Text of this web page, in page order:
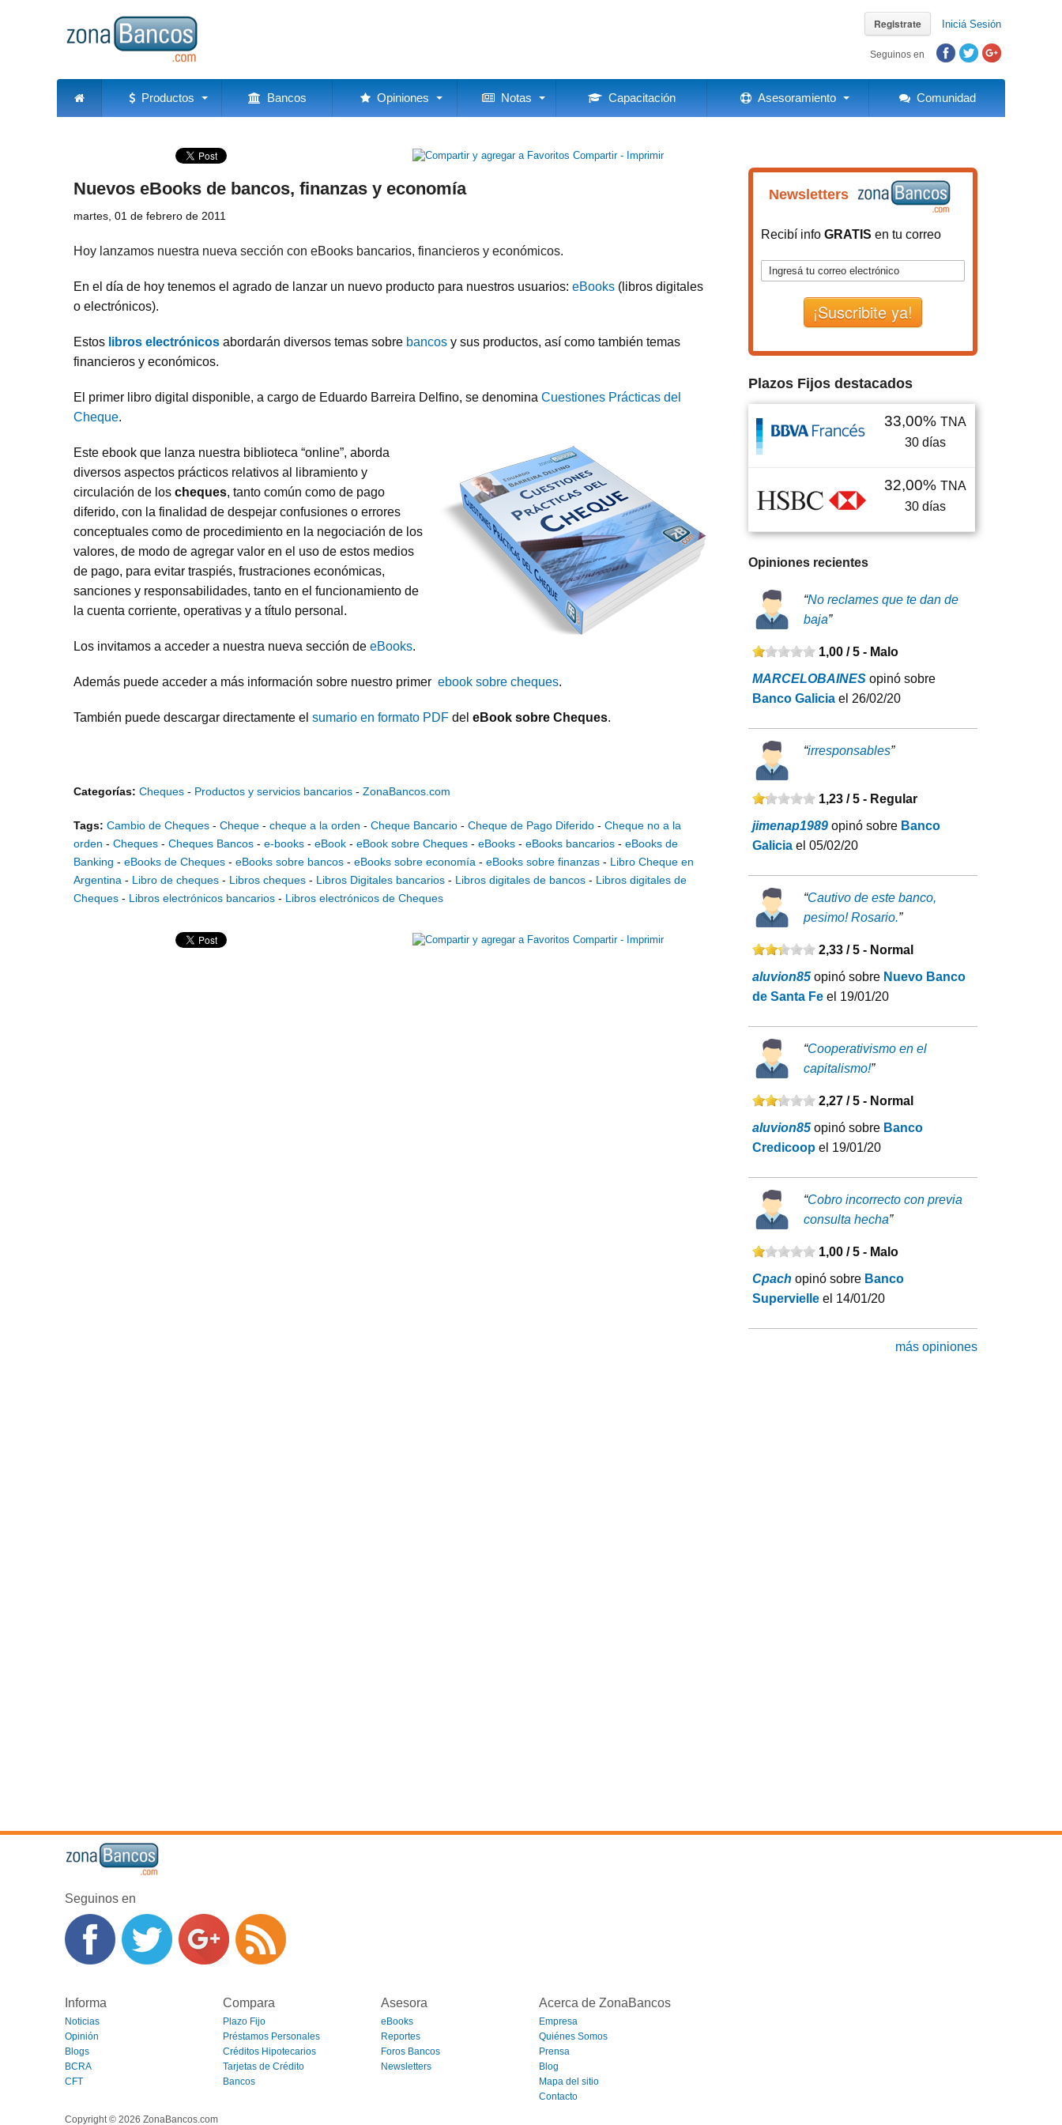
Registrate Iniciá Sesión
Seguinos en
Productos Bancos Opiniones Notas Capacitación Asesoramiento Comunidad
Compartir - Imprimir
Nuevos eBooks de bancos, finanzas y economía
martes, 01 de febrero de 2011
Hoy lanzamos nuestra nueva sección con eBooks bancarios, financieros y económicos.
En el día de hoy tenemos el agrado de lanzar un nuevo producto para nuestros usuarios: eBooks (libros digitales
o electrónicos).
Estos libros electrónicos abordarán diversos temas sobre bancos y sus productos, así como también temas
financieros y económicos.
El primer libro digital disponible, a cargo de Eduardo Barreira Delfino, se denomina Cuestiones Prácticas del
Cheque.
Este ebook que lanza nuestra biblioteca “online”, aborda
diversos aspectos prácticos relativos al libramiento y
circulación de los cheques, tanto común como de pago
diferido, con la finalidad de despejar confusiones o errores
conceptuales como de procedimiento en la negociación de los
valores, de modo de agregar valor en el uso de estos medios
de pago, para evitar traspiés, frustraciones económicas,
sanciones y responsabilidades, tanto en el funcionamiento de
la cuenta corriente, operativas y a título personal.
Los invitamos a acceder a nuestra nueva sección de eBooks.
Además puede acceder a más información sobre nuestro primer ebook sobre cheques.
También puede descargar directamente el sumario en formato PDF del eBook sobre Cheques.
Categorías: Cheques - Productos y servicios bancarios - ZonaBancos.com
Tags: Cambio de Cheques - Cheque - cheque a la orden - Cheque Bancario - Cheque de Pago Diferido - Cheque no a la
orden - Cheques - Cheques Bancos - e-books - eBook - eBook sobre Cheques - eBooks - eBooks bancarios - eBooks de
Banking - eBooks de Cheques - eBooks sobre bancos - eBooks sobre economía - eBooks sobre finanzas - Libro Cheque en
Argentina - Libro de cheques - Libros cheques - Libros Digitales bancarios - Libros digitales de bancos - Libros digitales de
Cheques - Libros electrónicos bancarios - Libros electrónicos de Cheques
Compartir - Imprimir
Newsletters
Recibí info GRATIS en tu correo
¡Suscribite ya!
Plazos Fijos destacados
33,00% TNA
30 días
32,00% TNA
30 días
Opiniones recientes
“No reclames que te dan de
baja”
1,00 / 5 - Malo
MARCELOBAINES opinó sobre
Banco Galicia el 26/02/20
“irresponsables”
1,23 / 5 - Regular
jimenap1989 opinó sobre Banco
Galicia el 05/02/20
“Cautivo de este banco,
pesimo! Rosario.”
2,33 / 5 - Normal
aluvion85 opinó sobre Nuevo Banco
de Santa Fe el 19/01/20
“Cooperativismo en el
capitalismo!”
2,27 / 5 - Normal
aluvion85 opinó sobre Banco
Credicoop el 19/01/20
“Cobro incorrecto con previa
consulta hecha”
1,00 / 5 - Malo
Cpach opinó sobre Banco
Supervielle el 14/01/20
más opiniones
Seguinos en
Informa
Noticias
Opinión
Blogs
BCRA
CFT
Compara
Plazo Fijo
Préstamos Personales
Créditos Hipotecarios
Tarjetas de Crédito
Bancos
Asesora
eBooks
Reportes
Foros Bancos
Newsletters
Acerca de ZonaBancos
Empresa
Quiénes Somos
Prensa
Blog
Mapa del sitio
Contacto
Copyright © 2026 ZonaBancos.com